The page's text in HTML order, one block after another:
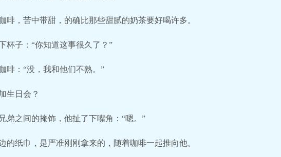
啡，苦中带甜，的确比那些甜腻的奶茶要好喝许多。
杯子：“你知道这事很久了？”
啡：“没，我和他们不熟。”
生日会？
弟之间的掩饰，他扯了下嘴角：“嗯。”
的纸巾，是严准刚刚拿来的，随着咖啡一起推向他。